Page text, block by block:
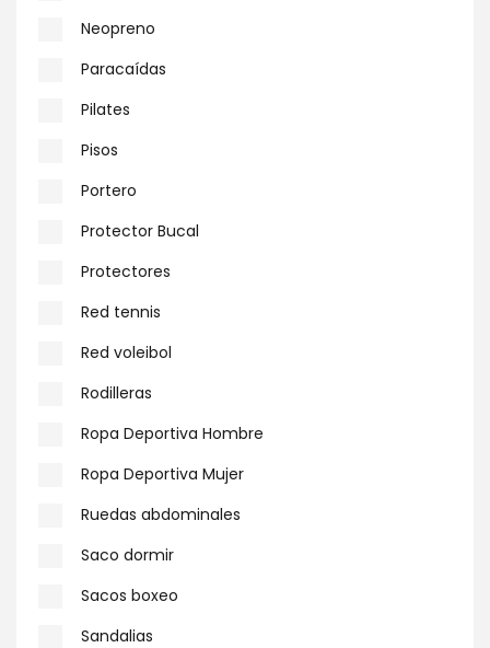
Neopreno
Paracaídas
Pilates
Pisos
Portero
Protector Bucal
Protectores
Red tennis
Red voleibol
Rodilleras
Ropa Deportiva Hombre
Ropa Deportiva Mujer
Ruedas abdominales
Saco dormir
Sacos boxeo
Sandalias